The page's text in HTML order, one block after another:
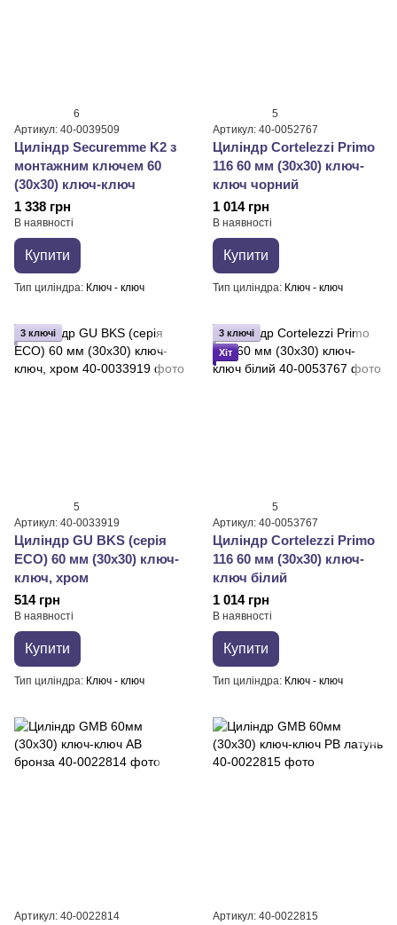
6
Артикул: 40-0039509
Циліндр Securemme K2 з
монтажним ключем 60
(30х30) ключ-ключ
1 338 грн
В наявності
Купити
Тип циліндра Ключ - ключ
5
Артикул: 40-0052767
Циліндр Cortelezzi Primo
116 60 мм (30x30) ключ-
ключ чорний
1 014 грн
В наявності
Купити
Тип циліндра Ключ - ключ
3 ключі
5
Артикул: 40-0033919
Циліндр GU BKS (серія
ECO) 60 мм (30x30) ключ-
ключ, хром
514 грн
В наявності
Купити
Тип циліндра Ключ - ключ
3 ключі
Хіт
5
Артикул: 40-0053767
Циліндр Cortelezzi Primo
116 60 мм (30x30) ключ-
ключ білий
1 014 грн
В наявності
Купити
Тип циліндра Ключ - ключ
Артикул: 40-0022814 Артикул: 40-0022815